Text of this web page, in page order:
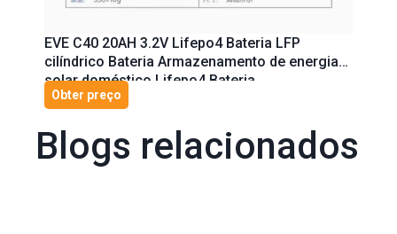
EVE C40 20AH 3.2V Lifepo4 Bateria LFP
cilíndrico Bateria Armazenamento de energia
solar doméstico Lifepo4 Bateria
Obter preço
Blogs relacionados